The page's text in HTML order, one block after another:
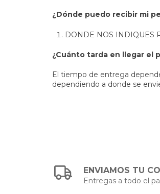
¿Dónde puedo recibir mi
DONDE NOS INDIQUES
¿Cuánto tarda en llegar el
El tiempo de entrega
dependiendo a donde se
ENVIAMOS TU
Entregas a todo el